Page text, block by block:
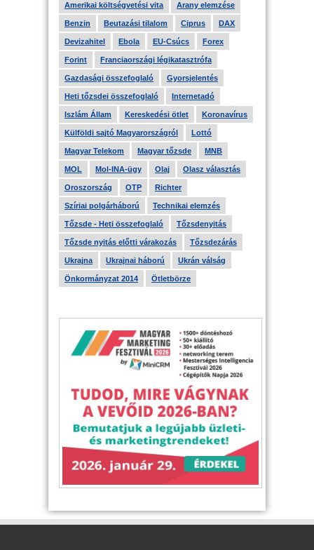
Amerikai költségvetési vita Arany elemzése
Benzin Beutazási tilalom Ciprus DAX
Devizahitel Ebola EU-Csúcs Forex
Forint Franciaországi légikatasztrófa
Gazdasági összefoglaló Gyorsjelentés
Heti tőzsdei összefoglaló Internetadó
Iszlám Állam Kereskedési ötlet Koronavírus
Külföldi sajtó Magyarországról Lottó
Magyar Telekom Magyar tőzsde MNB
MOL Mol-INA-ügy Olaj Olasz választás
Oroszország OTP Richter
Szíriai polgárháború Technikai elemzés
Tőzsde - Heti összefoglaló Tőzsdenyitás
Tőzsde nyitás előtti várakozás Tőzsdezárás
Ukrajna Ukrajnai háború Ukrán válság
Önkormányzat 2014 Ötletbörze